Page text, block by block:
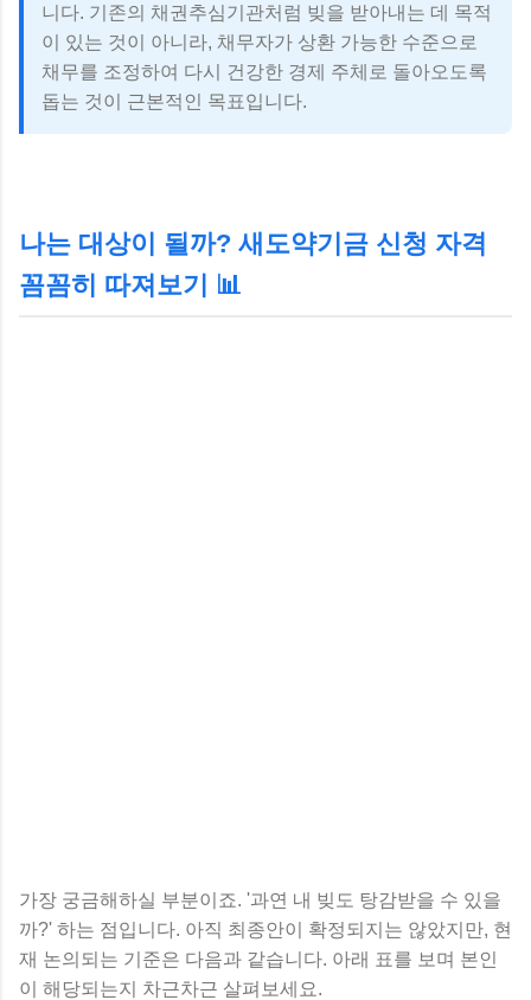
니다. 기존의 채권추심기관처럼 빚을 받아내는 데 목적
이 있는 것이 아니라, 채무자가 상환 가능한 수준으로
채무를 조정하여 다시 건강한 경제 주체로 돌아오도록
돕는 것이 근본적인 목표입니다.
나는 대상이 될까? 새도약기금 신청 자격
꼼꼼히 따져보기 📊
가장 궁금해하실 부분이죠. '과연 내 빚도 탕감받을 수 있을
까?' 하는 점입니다. 아직 최종안이 확정되지는 않았지만, 현
재 논의되는 기준은 다음과 같습니다. 아래 표를 보며 본인
이 해당되는지 차근차근 살펴보세요.